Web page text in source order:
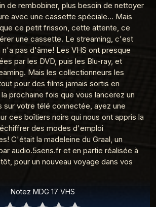
Les Pokemons
du Graal
Le Discman
Le Minitel
du Graal
Le Club Dorothée
du Graal
Le Walkman
du Graal
de rembobiner, plus besoin de nettoyer
avec une cassette spéciale… Mais
ce petit frisson, cette attente, ce
une cassette. Le streaming, c'est
n'a pas d'âme! Les VHS ont presque
par les DVD, puis les Blu-ray, et
Mais les collectionneurs les
pour des films jamais sortis en
prochaine fois que vous lancerez un
sur votre télé connectée, ayez une
ces boîtiers noirs qui nous ont appris la
des modes d'emploi
C'était la madeleine du Graal, un
audio.5sens.fr et en partie réalisée à
pour un nouveau voyage dans vos
Notez MDG 17 VHS